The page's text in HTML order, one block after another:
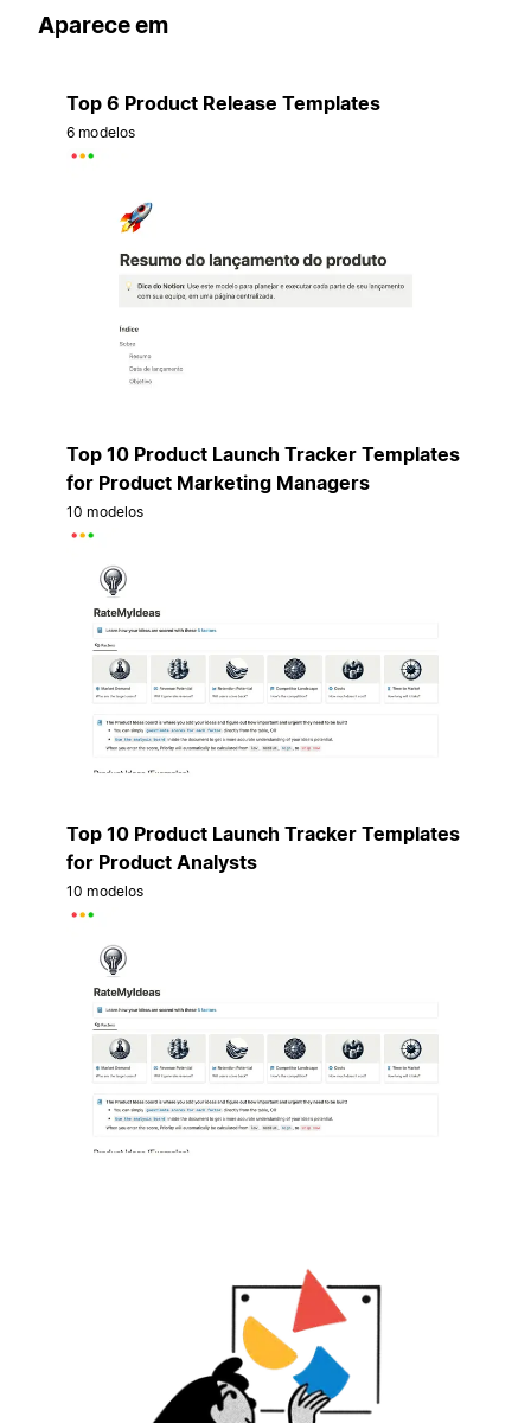
Aparece em
Top 6 Product Release Templates
6 modelos
Top 10 Product Launch Tracker Templates
for Product Marketing Managers
10 modelos
Top 10 Product Launch Tracker Templates
for Product Analysts
10 modelos